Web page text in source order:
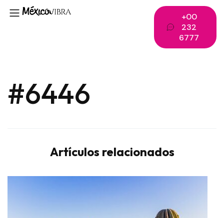
+00
232
6777
#6446
Artículos relacionados